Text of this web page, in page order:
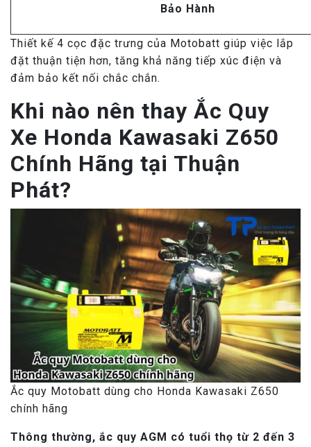
Bảo Hành
Thiết kế 4 cọc đặc trưng của Motobatt giúp việc lắp
đặt thuận tiện hơn, tăng khả năng tiếp xúc điện và
đảm bảo kết nối chắc chắn.
Khi nào nên thay Ắc Quy
Xe Honda Kawasaki Z650
Chính Hãng tại Thuận
Phát?
Ắc quy Motobatt dùng cho Honda Kawasaki Z650
chính hãng
Thông thường, ắc quy AGM có tuổi thọ từ 2 đến 3